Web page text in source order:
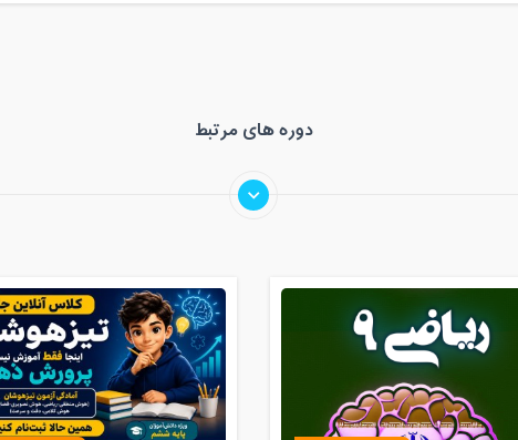
دوره های مرتبط